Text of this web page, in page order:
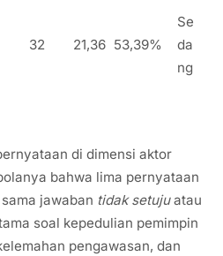
32 21,36 53,39%
Se
da
ng
di dimensi aktor
bahwa lima pernyataan
jawaban tidak setujuatau
soal kepedulian pemimpin
pengawasan, dan